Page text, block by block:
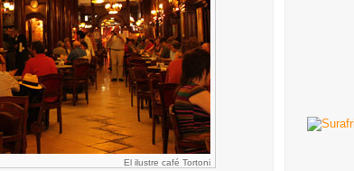
El ilustre café Tortoni